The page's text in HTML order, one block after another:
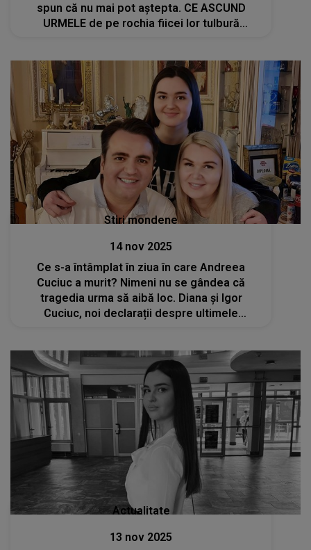
spun că nu mai pot aștepta. CE ASCUND
URMELE de pe rochia fiicei lor tulbură
Stiri mondene
14 nov 2025
Ce s-a întâmplat în ziua în care Andreea
Cuciuc a murit? Nimeni nu se gândea că
tragedia urma să aibă loc. Diana și Igor
Cuciuc, noi declarații despre ultimele
Actualitate
13 nov 2025